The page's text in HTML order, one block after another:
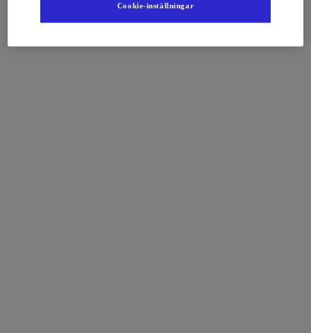
Cookie-inställningar